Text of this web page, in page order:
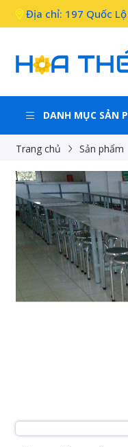
Địa chỉ: 197 Quốc Lộ
DANH MỤC SẢN
Trang chủ Sản phẩm